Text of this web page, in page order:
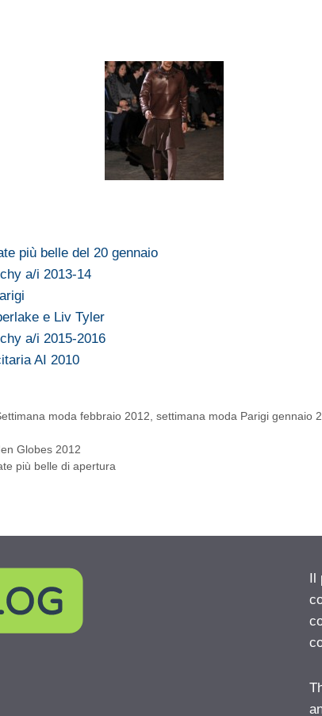
più belle del 20 gennaio
a/i 2013-14
e Liv Tyler
a/i 2015-2016
AI 2010
moda febbraio 2012 ,settimana moda Parigi gennaio
Globes 2012
più belle di apertura
Il